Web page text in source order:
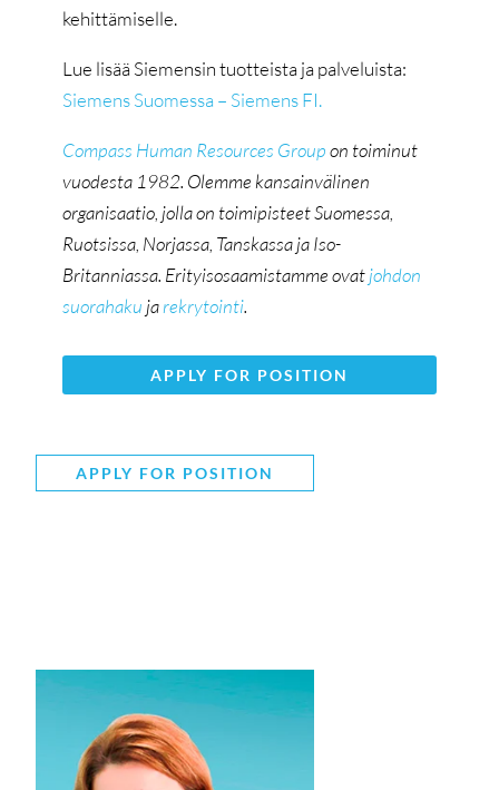
kehittämiselle.
Lue lisää Siemensin tuotteista ja palveluista:
Siemens Suomessa – Siemens FI.
Compass Human Resources Groupon toiminut
vuodesta 1982. Olemme kansainvälinen
organisaatio, jolla on toimipisteet Suomessa,
Ruotsissa, Norjassa, Tanskassa ja Iso-
Britanniassa. Erityisosaamistamme ovatjohdon
suorahaku jarekrytointi.
APPLY FOR POSITION
APPLY FOR POSITION